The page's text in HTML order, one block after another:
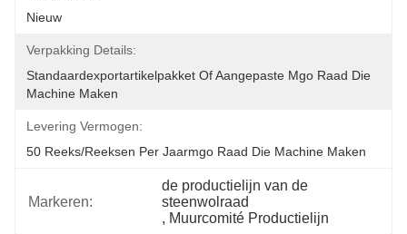
Nieuw
Verpakking Details:
Standaardexportartikelpakket Of Aangepaste Mgo Raad Die
Machine Maken
Levering Vermogen:
50 Reeks/Reeksen Per Jaarmgo Raad Die Machine Maken
Markeren:
de productielijn van de
steenwolraad
, Muurcomité Productielijn